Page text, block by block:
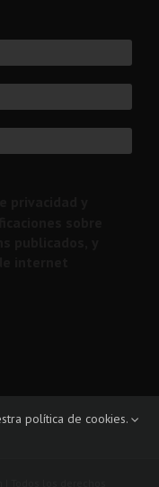
Todos los derechos
política de cookies.